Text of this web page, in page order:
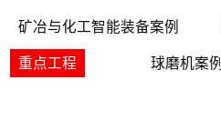
矿冶与化工智能装备案例
重点工程 球磨机案例